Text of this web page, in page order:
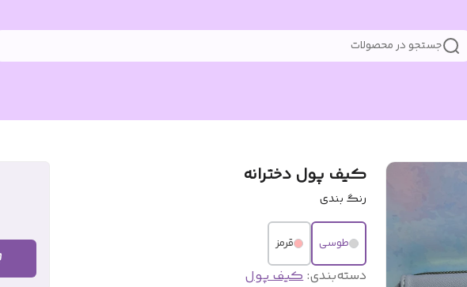
جستجو در محصولات
کیف پول دخترانه
رنگ بندی
طوسی قرمز
دسته‌بندی:کیف پول